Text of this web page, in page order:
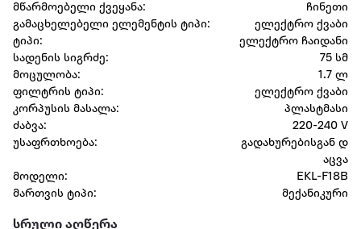
მწარმოებელი ქვეყანა:
ჩინეთი
გამაცხელებელი ელემენტის ტიპი:
ელექტრო ქვაბი
ტიპი:
ელექტრო ჩაიდანი
სადენის სიგრძე:
75 სმ
მოცულობა:
1.7 ლ
ფილტრის ტიპი:
ელექტრო ქვაბი
კორპუსის მასალა:
პლასტმასი
ძაბვა:
220-240 V
უსაფრთხოება:
გადახურებისგან დ
აცვა
მოდელი:
EKL-F18B
მართვის ტიპი:
მექანიკური
სრული აღწერა